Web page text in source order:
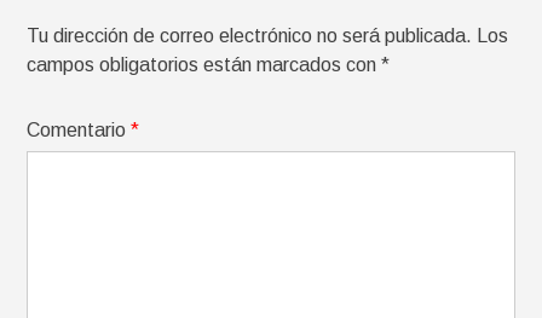
Tu dirección de correo electrónico no será publicada.
Los
campos obligatorios están marcados con *
Comentario *